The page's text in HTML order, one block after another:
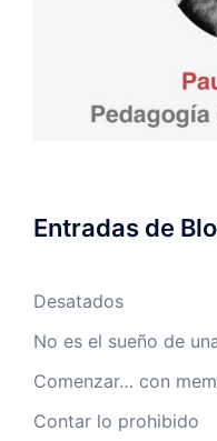
Entradas de
Desatados
No es el sueño de
Comenzar… con
Contar lo prohibido